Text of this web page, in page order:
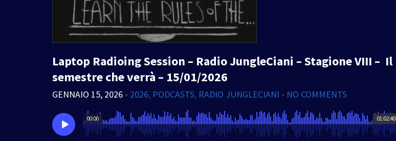
Laptop Radioing Session – Radio JungleCiani – Stagione VIII – Il
semestre che verrà – 15/01/2026
GENNAIO 15, 2026 • 2026, PODCASTS, RADIO JUNGLECIANI • NO COMMENTS
01:02:40
00:00